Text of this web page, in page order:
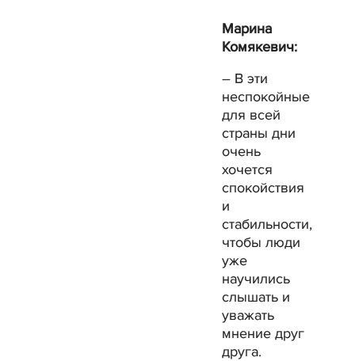
Марина
Комякевич:
– В эти
неспокойные
для всей
страны дни
очень
хочется
спокойствия
и
стабильности,
чтобы люди
уже
научились
слышать и
уважать
мнение друг
друга.